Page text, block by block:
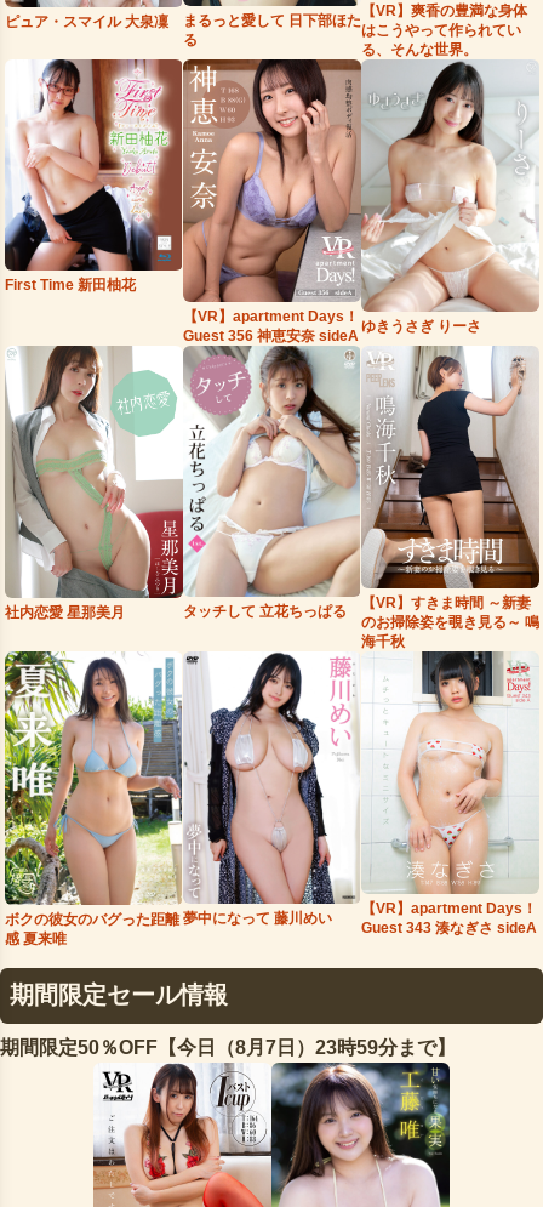
ピュア・スマイル 大泉凜
まるっと愛して 日下部ほた
る
【VR】爽香の豊満な身体
はこうやって作られてい
る、そんな世界。
First Time 新田柚花
【VR】apartment Days！
Guest 356 神恵安奈 sideA
ゆきうさぎ りーさ
社内恋愛 星那美月 タッチして 立花ちっぱる
【VR】すきま時間 ～新妻
のお掃除姿を覗き見る～ 鳴
海千秋
ボクの彼女のバグった距離
感 夏来唯
夢中になって 藤川めい
【VR】apartment Days！
Guest 343 湊なぎさ sideA
期間限定セール情報
期間限定50％OFF【今日（8月7日）23時59分まで】